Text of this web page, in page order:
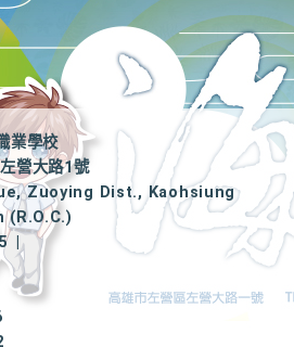
業學校
營大路1號
Zuoying Dist., Kaohsiung
(R.O.C.)
|